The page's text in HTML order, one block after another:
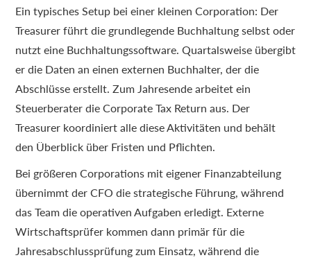
Ein typisches Setup bei einer kleinen Corporation: Der
Treasurer führt die grundlegende Buchhaltung selbst oder
nutzt eine Buchhaltungssoftware. Quartalsweise übergibt
er die Daten an einen externen Buchhalter, der die
Abschlüsse erstellt. Zum Jahresende arbeitet ein
Steuerberater die Corporate Tax Return aus. Der
Treasurer koordiniert alle diese Aktivitäten und behält
den Überblick über Fristen und Pflichten.
Bei größeren Corporations mit eigener Finanzabteilung
übernimmt der CFO die strategische Führung, während
das Team die operativen Aufgaben erledigt. Externe
Wirtschaftsprüfer kommen dann primär für die
Jahresabschlussprüfung zum Einsatz, während die